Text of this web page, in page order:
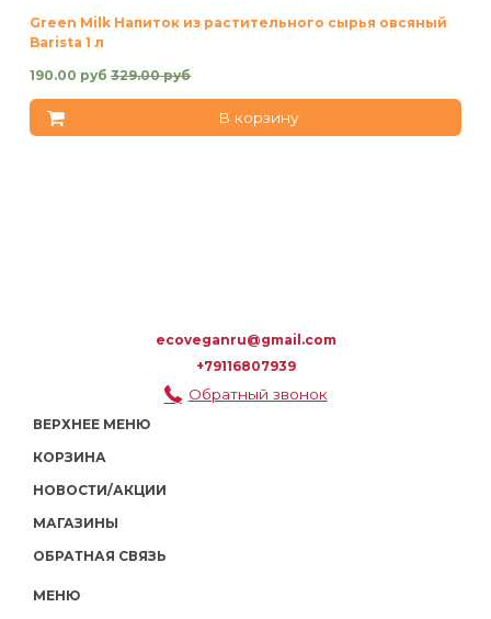
Green Milk Напиток из растительного сырья овсяный
Barista 1 л
190.00 руб 329.00 руб
В корзину
ecoveganru@gmail.com
+79116807939
Обратный звонок
ВЕРХНЕЕ МЕНЮ
КОРЗИНА
НОВОСТИ/АКЦИИ
МАГАЗИНЫ
ОБРАТНАЯ СВЯЗЬ
МЕНЮ